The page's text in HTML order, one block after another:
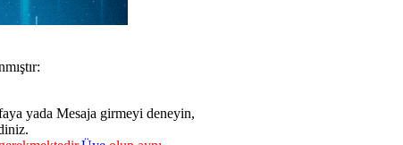
yada Mesaja girmeyi deneyin,